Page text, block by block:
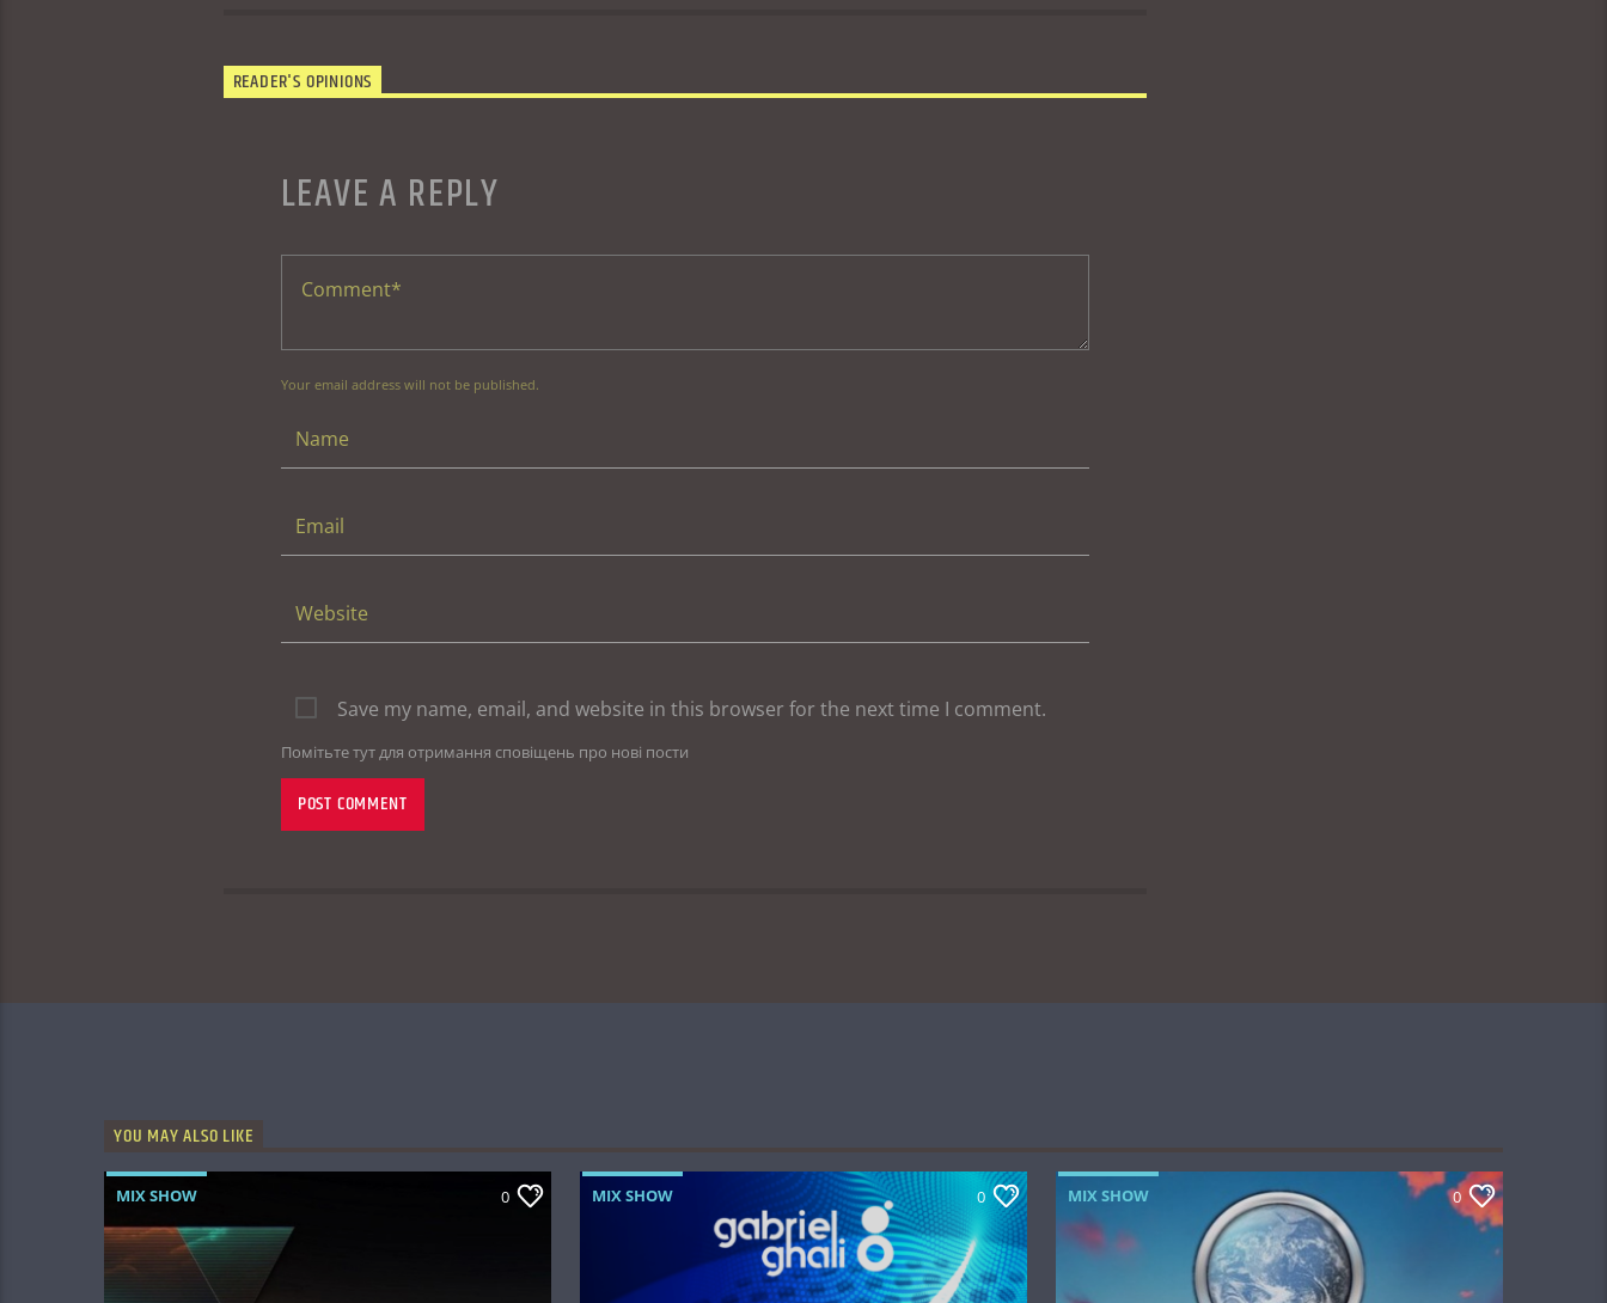
READER'S OPINIONS
LEAVE A REPLY
Your email address will not be published.
Save my name, email, and website in this browser for the next time I comment.
Помітьте тут для отримання сповіщень про нові пости
YOU MAY ALSO LIKE
MIX SHOW 0 MIX SHOW 0 MIX SHOW 0